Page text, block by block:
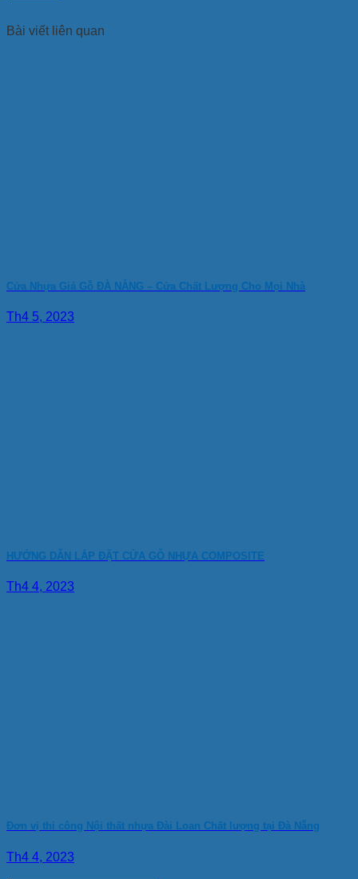
Bài viết liên quan
Cửa Nhựa Giả Gỗ ĐÀ NẴNG – Cửa Chất Lượng Cho Mọi Nhà
Th4 5, 2023
HƯỚNG DẪN LẮP ĐẶT CỬA GỖ NHỰA COMPOSITE
Th4 4, 2023
Đơn vị thi công Nội thất nhựa Đài Loan Chất lượng tại Đà Nẵng
Th4 4, 2023